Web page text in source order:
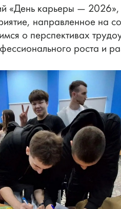
«День карьеры —
направленное на
о перспективах
роста и